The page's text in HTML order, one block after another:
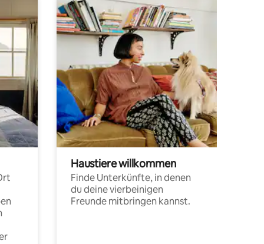
Haustiere willkommen
Finde Unterkünfte, in denen
du deine vierbeinigen
Freunde mitbringen kannst.